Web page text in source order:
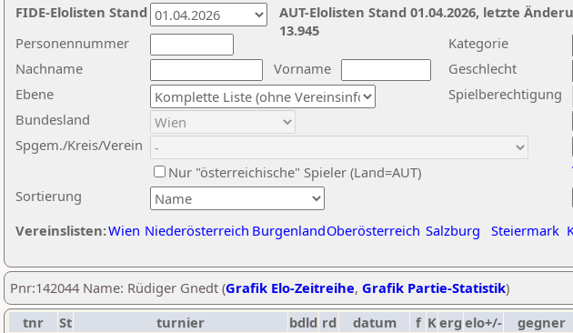
Nachname
Vorname
Ebene
Kategorie
Sortierung
Personennummer
Bundesland
Spgem./Kreis/Verein
Geschlecht
Nur "österreichische" Spieler (Land=AUT)
Spielberechtigung
Vereinslisten:Wien Niederösterreich BurgenlandOberösterreich Salzburg Steiermark
AUT-Elolisten Stand 01.04.2026, letzte
13.945
FIDE-Elolisten Stand
Pnr:142044 Name: Rüdiger Gnedt (Grafik Elo-Zeitreihe, Grafik Partie-Statistik)
tnr
St turnier bdld rd datum f Kerg elo+/- gegner